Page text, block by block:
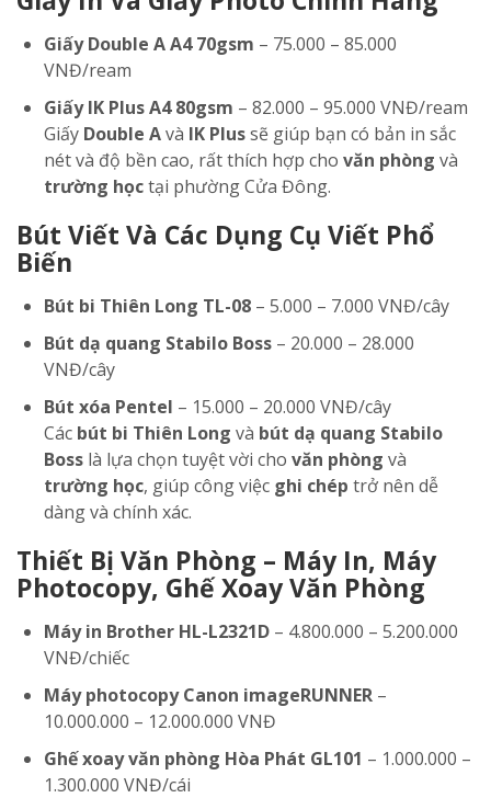
Giấy Double A A4 70gsm – 75.000 – 85.000
VNĐ/ream
Giấy IK Plus A4 80gsm – 82.000 – 95.000 VNĐ/ream
Giấy Double Avà IK Plussẽ giúp bạn có bản in sắc
nét và độ bền cao, rất thích hợp cho văn phòng và
trường họctại phường Cửa Đông.
Bút Viết Và Các Dụng Cụ Viết Phổ
Biến
Bút bi Thiên Long TL-08 – 5.000 – 7.000 VNĐ/cây
Bút dạ quang Stabilo Boss – 20.000 – 28.000
VNĐ/cây
Bút xóa Pentel – 15.000 – 20.000 VNĐ/cây
Các bút bi Thiên Long và bút dạ quang Stabilo
Boss là lựa chọn tuyệt vời cho văn phòng và
trường học, giúp công việc ghi chép trở nên dễ
dàng và chính xác.
Thiết Bị Văn Phòng – Máy In, Máy
Photocopy, Ghế Xoay Văn Phòng
Máy in Brother HL-L2321D – 4.800.000 – 5.200.000
VNĐ/chiếc
Máy photocopy Canon imageRUNNER –
10.000.000 – 12.000.000 VNĐ
Ghế xoay văn phòng Hòa Phát GL101 – 1.000.000 –
1.300.000 VNĐ/cái